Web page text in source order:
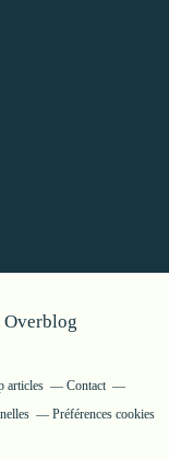
Overblog
articles
Contact
Préférences cookies